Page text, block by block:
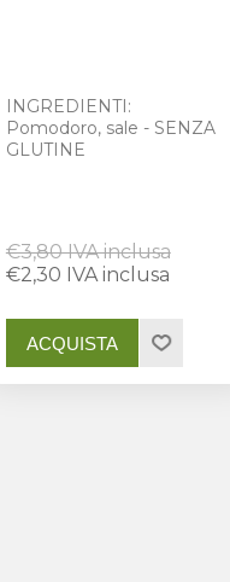
INGREDIENTI:
Pomodoro, sale - SENZA
GLUTINE
€3,80 IVA inclusa
€2,30 IVA inclusa
ACQUISTA